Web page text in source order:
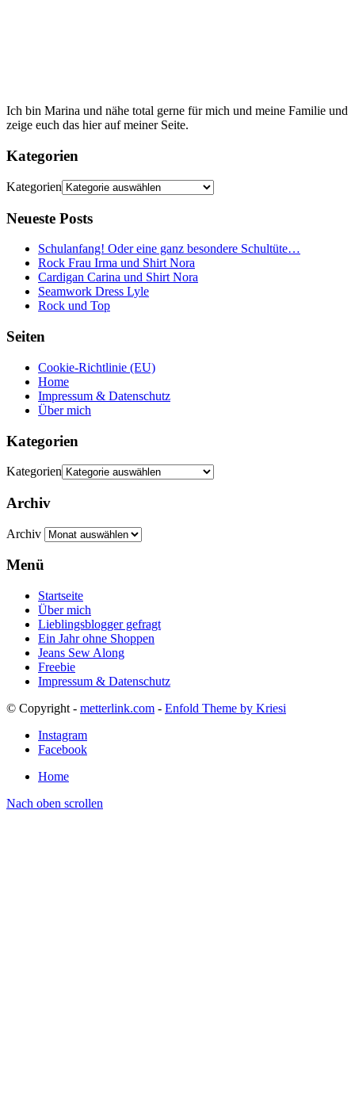
Ich bin Marina und nähe total gerne für mich und meine Familie und
zeige euch das hier auf meiner Seite.
Kategorien
Kategorien
Neueste Posts
Schulanfang! Oder eine ganz besondere Schultüte…
Rock Frau Irma und Shirt Nora
Cardigan Carina und Shirt Nora
Seamwork Dress Lyle
Rock und Top
Seiten
Cookie-Richtlinie (EU)
Home
Impressum & Datenschutz
Über mich
Kategorien
Kategorien
Archiv
Archiv
Menü
Startseite
Über mich
Lieblingsblogger gefragt
Ein Jahr ohne Shoppen
Jeans Sew Along
Freebie
Impressum & Datenschutz
© Copyright - metterlink.com - Enfold Theme by Kriesi
Instagram
Facebook
Home
Nach oben scrollen